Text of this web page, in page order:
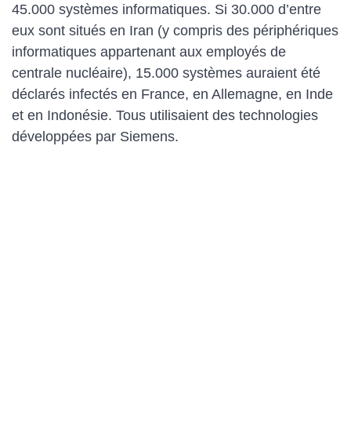
45.000 systèmes informatiques. Si 30.000 d’entre
eux sont situés en Iran (y compris des périphériques
informatiques appartenant aux employés de
centrale nucléaire), 15.000 systèmes auraient été
déclarés infectés en France, en Allemagne, en Inde
et en Indonésie. Tous utilisaient des technologies
développées par Siemens.